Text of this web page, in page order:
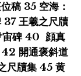
稿 35 空海：
37 王羲之尺牘
宙碑 40 顔真
42 開通褒斜道
尺牘集 45 黄